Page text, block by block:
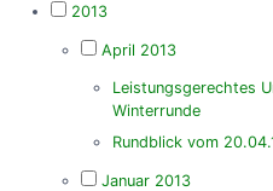
2013
April 2013
Leistungsgerechtes
Winterrunde
Rundblick vom
Januar 2013